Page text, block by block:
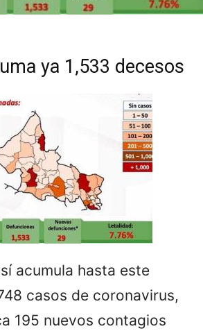
ya 1,533 decesos
acumula hasta este
casos de coronavirus,
195 nuevos contagios